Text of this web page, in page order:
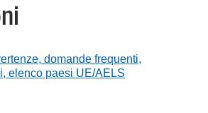
domande frequenti,
elenco paesi UE/AELS